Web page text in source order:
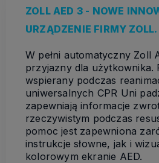
ZOLL AED 3 - NOWE
URZĄDZENIE FIRMY ZOLL.
W pełni automatyczny Zoll
przyjazny dla użytkownika.
wspierany podczas
uniwersalnych CPR Uni
zapewniają informacje
rzeczywistym podczas
pomoc jest zapewniona
instrukcje słowne, jak i
kolorowym ekranie AED.